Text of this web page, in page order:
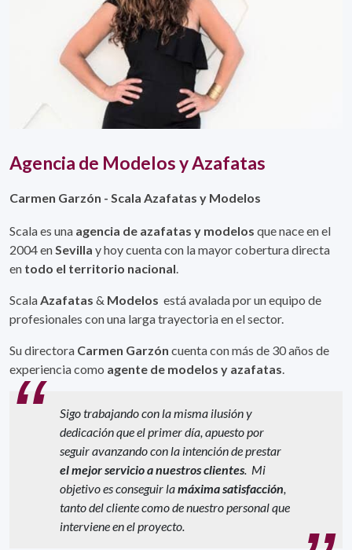
Agencia de Modelos y Azafatas
Carmen Garzón - Scala Azafatas y Modelos
Scala es una agencia de azafatas y modelos que nace en el
2004 en Sevilla y hoy cuenta con la mayor cobertura directa
en todo el territorio nacional
Scala Azafatas & Modelos está avalada por un equipo de
profesionales con una larga trayectoria en el sector.
Su directora Carmen Garzón cuenta con más de 30 años de
experiencia como agente de modelos y azafatas
Sigo trabajando con la misma ilusión y
dedicación que el primer día, apuesto por
seguir avanzando con la intención de prestar
el mejor servicio a nuestros clientes . Mi
objetivo es conseguir lamáxima satisfacción
tanto del cliente como de nuestro personal que
interviene en el proyecto.